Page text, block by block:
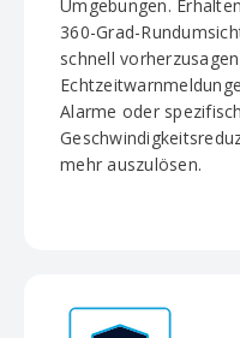
Umgebungen.
360-Grad-
schnell
Alarme oder
mehr auszulösen.